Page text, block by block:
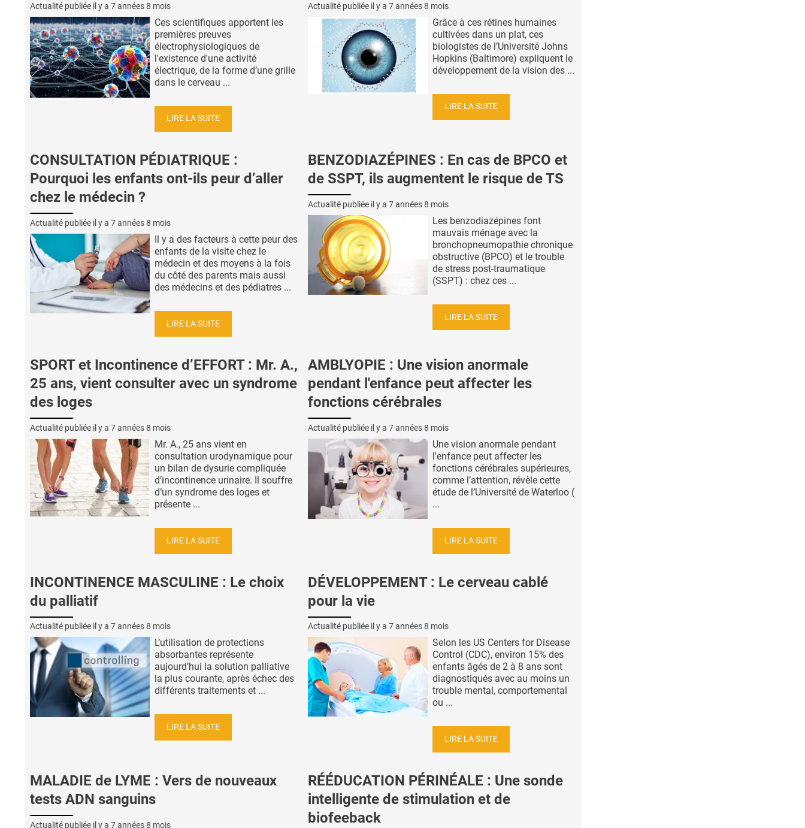
Actualité publiée il y a 7 années 8 mois
Ces scientifiques apportent les
premières preuves
électrophysiologiques de
l'existence d'une activité
électrique, de la forme d’une grille
dans le cerveau ...
LIRE LA SUITE
Actualité publiée il y a 7 années 8 mois
Grâce à ces rétines humaines
cultivées dans un plat, ces
biologistes de l’Université Johns
Hopkins (Baltimore) expliquent le
développement de la vision des ...
LIRE LA SUITE
CONSULTATION PÉDIATRIQUE :
Pourquoi les enfants ont-ils peur d’aller
chez le médecin ?
Actualité publiée il y a 7 années 8 mois
Il y a des facteurs à cette peur des
enfants de la visite chez le
médecin et des moyens à la fois
du côté des parents mais aussi
des médecins et des pédiatres ...
LIRE LA SUITE
BENZODIAZÉPINES : En cas de BPCO et
de SSPT, ils augmentent le risque de TS
Actualité publiée il y a 7 années 8 mois
Les benzodiazépines font
mauvais ménage avec la
bronchopneumopathie chronique
obstructive (BPCO) et le trouble
de stress post-traumatique
(SSPT) : chez ces ...
LIRE LA SUITE
SPORT et Incontinence d’EFFORT : Mr. A.,
25 ans, vient consulter avec un syndrome
des loges
Actualité publiée il y a 7 années 8 mois
Mr. A., 25 ans vient en
consultation urodynamique pour
un bilan de dysurie compliquée
d’incontinence urinaire. Il souffre
d’un syndrome des loges et
présente ...
LIRE LA SUITE
AMBLYOPIE : Une vision anormale
pendant l'enfance peut affecter les
fonctions cérébrales
Actualité publiée il y a 7 années 8 mois
Une vision anormale pendant
l'enfance peut affecter les
fonctions cérébrales supérieures,
comme l’attention, révèle cette
étude de l’Université de Waterloo (
...
LIRE LA SUITE
INCONTINENCE MASCULINE : Le choix
du palliatif
Actualité publiée il y a 7 années 8 mois
L’utilisation de protections
absorbantes représente
aujourd’hui la solution palliative
la plus courante, après échec des
différents traitements et ...
LIRE LA SUITE
DÉVELOPPEMENT : Le cerveau cablé
pour la vie
Actualité publiée il y a 7 années 8 mois
Selon les US Centers for Disease
Control (CDC), environ 15% des
enfants âgés de 2 à 8 ans sont
diagnostiqués avec au moins un
trouble mental, comportemental
ou ...
LIRE LA SUITE
MALADIE de LYME : Vers de nouveaux
tests ADN sanguins
Actualité publiée il y a 7 années 8 mois
RÉÉDUCATION PÉRINÉALE : Une sonde
intelligente de stimulation et de
biofeeback